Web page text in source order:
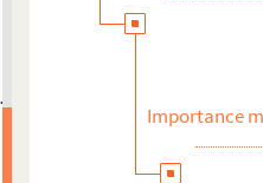
télévisée
Importance